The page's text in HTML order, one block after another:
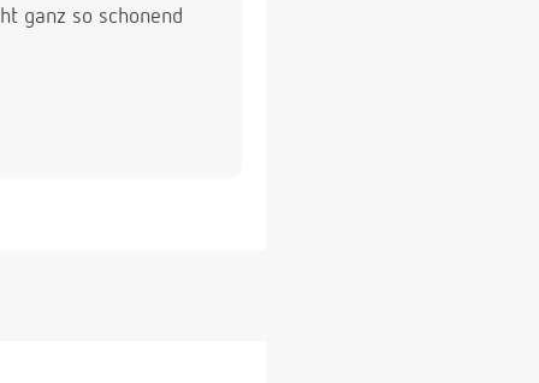
ganz so schonend